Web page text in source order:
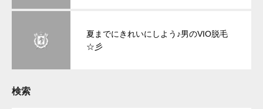
夏までにきれいにしよう♪男のVIO脱毛
☆彡
検索